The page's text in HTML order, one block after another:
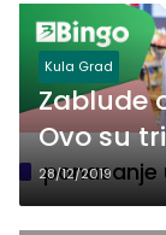
ponasanje
Kula Grad
Zablude
Ovo su
griješe
28/12/2019